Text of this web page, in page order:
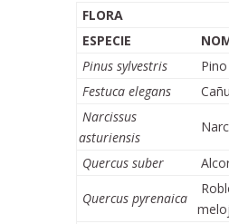
FLORA
ESPECIE
Pinus sylvestris
Festuca elegans
Narcissus
asturiensis
Quercus suber
Quercus pyrenaica